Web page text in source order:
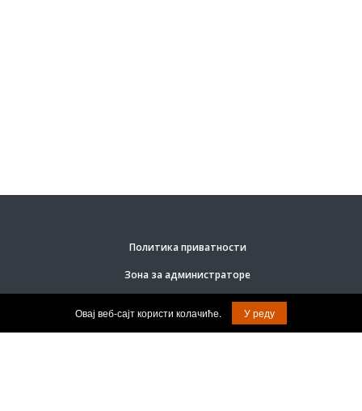
Политика приватности
Зона за администраторе
Овај веб-сајт користи колачиће. У реду